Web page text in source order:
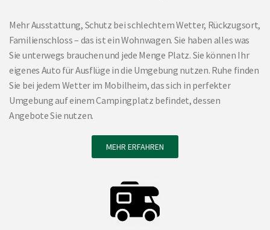
Mehr Ausstattung, Schutz bei schlechtem Wetter, Rückzugsort,
Familienschloss – das ist ein Wohnwagen. Sie haben alles was
Sie unterwegs brauchen und jede Menge Platz. Sie können Ihr
eigenes Auto für Ausflüge in die Umgebung nutzen. Ruhe finden
Sie bei jedem Wetter im Mobilheim, das sich in perfekter
Umgebung auf einem Campingplatz befindet, dessen
Angebote Sie nutzen.
MEHR ERFAHREN